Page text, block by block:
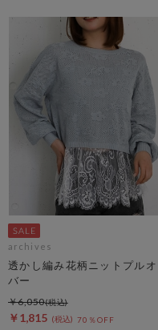
archives
透かし編み花柄ニットプルオ
バー
￥1,815 70％OFF
￥6,050